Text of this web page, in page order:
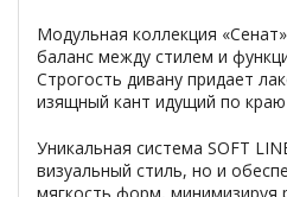
Модульная коллекция
баланс между стилем и
Строгость дивану придает
изящный кант идущий по
Уникальная система SOFT
визуальный стиль, но и